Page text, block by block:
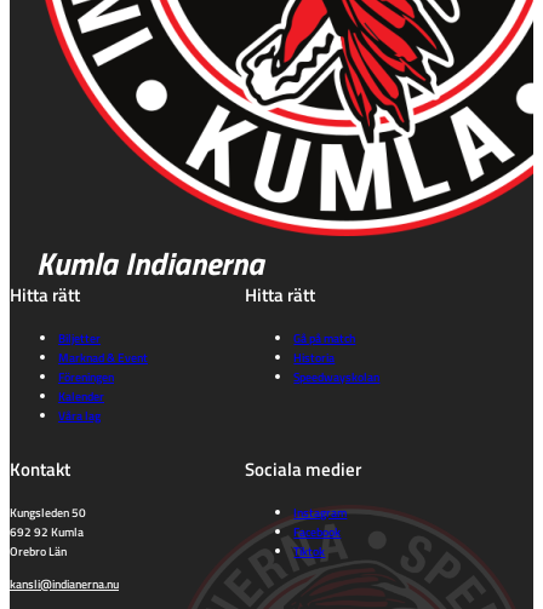
Kumla Indianerna
Hitta rätt
Biljetter
Marknad & Event
Föreningen
Kalender
Våra lag
Hitta rätt
Gå på match
Historia
Speedwayskolan
Kontakt
Kungsleden 50
692 92 Kumla
Orebro Län
kansli@indianerna.nu
Sociala medier
Instagram
Facebook
Tiktok